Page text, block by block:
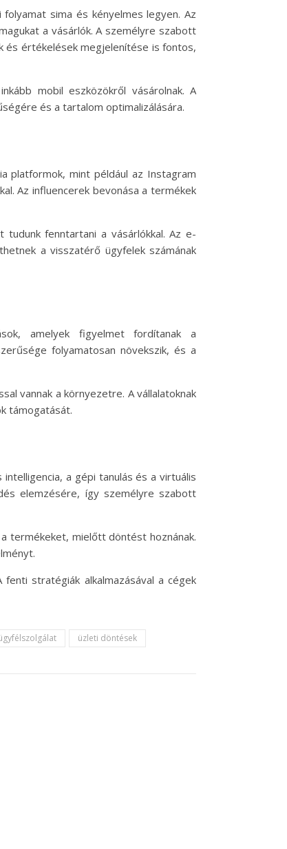
sima és kényelmes legyen. Az
a vásárlók. A személyre szabott
és értékelések megjelenítése is fontos,
mobil eszközökről vásárolnak. A
és a tartalom optimalizálására.
platformok, mint például az Instagram
Az influencerek bevonása a termékek
fenntartani a vásárlókkal. Az e-
a visszatérő ügyfelek számának
amelyek figyelmet fordítanak a
folyamatosan növekszik, és a
vannak a környezetre. A vállalatoknak
támogatását.
a gépi tanulás és a virtuális
elemzésére, így személyre szabott
termékeket, mielőtt döntést hoznának.
stratégiák alkalmazásával a cégek
üzleti döntések